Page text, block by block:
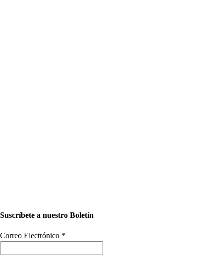
Suscríbete a nuestro Boletín
Correo Electrónico *